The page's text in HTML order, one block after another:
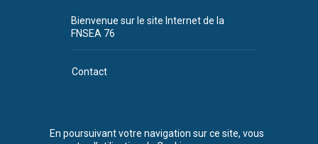
En poursuivant votre navigation sur ce site, vous
Bienvenue sur le site Internet de la
FNSEA 76
Contact